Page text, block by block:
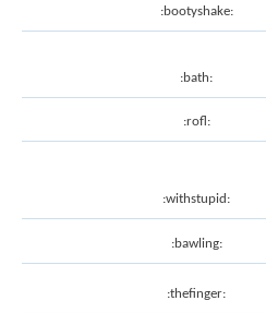
:bootyshake:
:bath:
:rofl:
:withstupid:
:bawling:
:thefinger: